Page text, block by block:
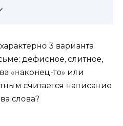
3 варианта
дефисное, слитное,
«наконец-то» или
считается написание
слова?